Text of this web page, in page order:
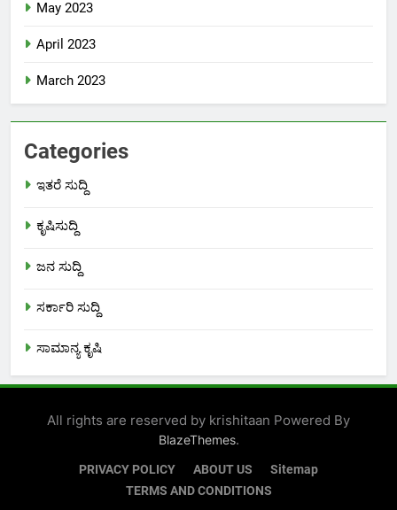
May 2023
April 2023
March 2023
Categories
ಇತರೆ ಸುದ್ದಿ
ಕೃಷಿಸುದ್ದಿ
ಜನ ಸುದ್ದಿ
ಸರ್ಕಾರಿ ಸುದ್ದಿ
ಸಾಮಾನ್ಯ ಕೃಷಿ
All rights are reserved by krishitaan Powered By
BlazeThemes.
PRIVACY POLICY ABOUT US
Sitemap
TERMS AND CONDITIONS